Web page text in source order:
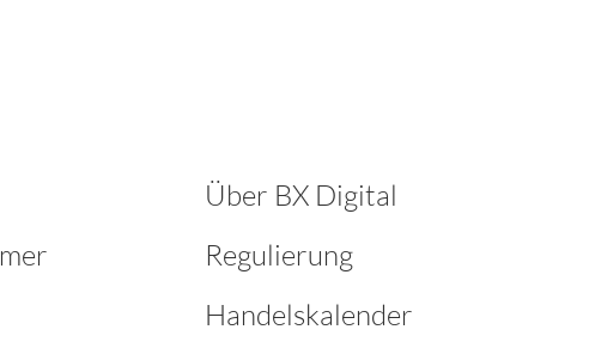
Über BX Digital
Regulierung
Handelskalender